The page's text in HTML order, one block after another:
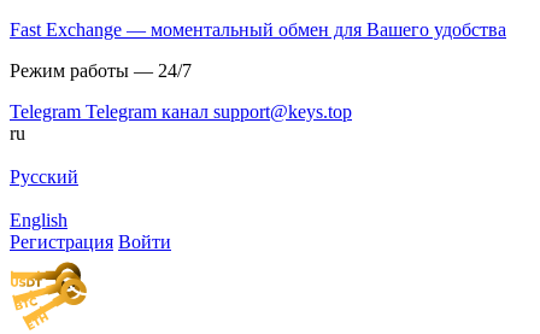
Fast Exchange — моментальный обмен для Вашего удобства
Режим работы — 24/7
Telegram Telegram канал support@keys.top
ru
Русский
English
Регистрация Войти